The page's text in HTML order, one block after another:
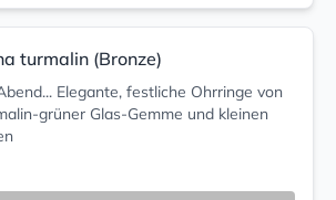
turmalin (Bronze)
Elegante, festliche Ohrringe von
grüner Glas-Gemme und kleinen